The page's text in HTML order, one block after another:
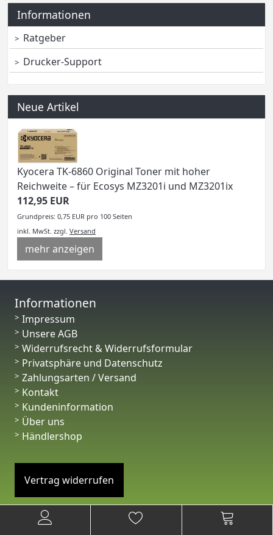
Informationen
Ratgeber
Drucker-Support
Neue Artikel
Kyocera TK-6860 Original Toner mit hoher
Reichweite – für Ecosys MZ3201i und MZ3201ix
112,95 EUR
Grundpreis: 0,75 EUR pro 100 Seiten
inkl. MwSt. zzgl. Versand
mehr anzeigen
Informationen
Impressum
Unsere AGB
Widerrufsrecht & Widerrufsformular
Privatsphäre und Datenschutz
Zahlungsarten / Versand
Kontakt
Kundeninformation
Über uns
Händlershop
Vertrag widerrufen
Toner-Druckerpatronen.de